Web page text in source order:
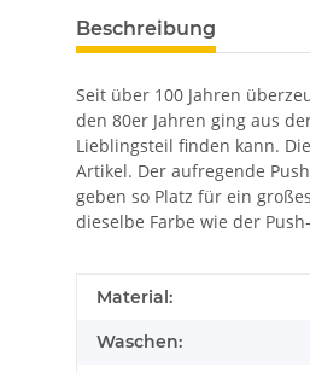
Beschreibung
Seit über 100 Jahren
den 80er Jahren ging aus
Lieblingsteil finden kann.
Artikel. Der aufregende
geben so Platz für ein
dieselbe Farbe wie der
Produkteigenschaft
Wert
Material:
Waschen: